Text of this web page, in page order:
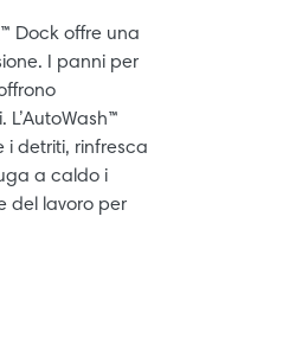
Dock offre una
I panni per
detriti, rinfresca
a caldo i
del lavoro per